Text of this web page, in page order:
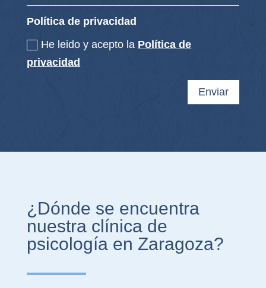
Política de privacidad
He leido y acepto la Política de
privacidad
Enviar
¿Dónde se encuentra
nuestra clínica de
psicología en Zaragoza?